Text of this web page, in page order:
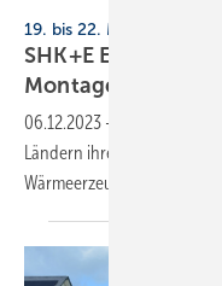
19. bis 22. März 2024,
SHK+E Essen:
Montage
06.12.2023 -
Ländern ihre Produkte. Im
Wärmeerzeugung und